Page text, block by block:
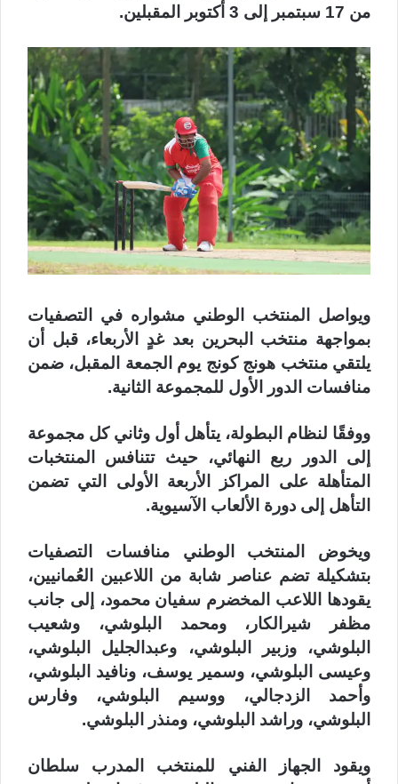
من 17 سبتمبر إلى 3 أكتوبر المقبلين.
ويواصل المنتخب الوطني مشواره في التصفيات
بمواجهة منتخب البحرين بعد غدٍ الأربعاء، قبل أن
يلتقي منتخب هونج كونج يوم الجمعة المقبل، ضمن
منافسات الدور الأول للمجموعة الثانية.
ووفقًا لنظام البطولة، يتأهل أول وثاني كل مجموعة
إلى الدور ربع النهائي، حيث تتنافس المنتخبات
المتأهلة على المراكز الأربعة الأولى التي تضمن
التأهل إلى دورة الألعاب الآسيوية.
ويخوض المنتخب الوطني منافسات التصفيات
بتشكيلة تضم عناصر شابة من اللاعبين العُمانيين،
يقودها اللاعب المخضرم سفيان محمود، إلى جانب
مظفر شيرالكار، ومحمد البلوشي، وشعيب
البلوشي، وزبير البلوشي، وعبدالجليل البلوشي،
وعيسى البلوشي، وسمير يوسف، ونافيد البلوشي،
وأحمد الزدجالي، ووسيم البلوشي، وفارس
البلوشي، وراشد البلوشي، ومنذر البلوشي.
ويقود الجهاز الفني للمنتخب المدرب سلطان